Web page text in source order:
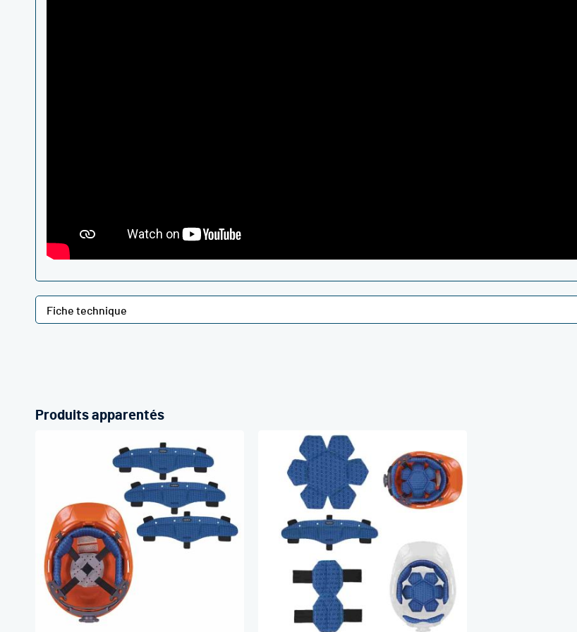
Fiche technique
Produits apparentés